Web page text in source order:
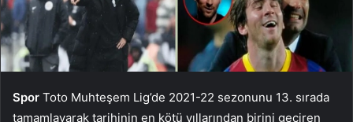
Spor Toto Muhteşem Lig’de 2021-22 sezonunu 13. sırada
tamamlayarak tarihinin en kötü yıllarından birini geçiren